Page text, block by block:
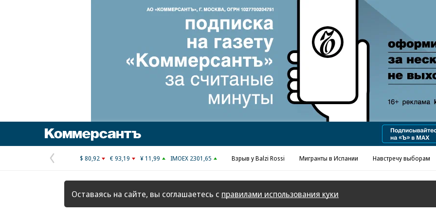
Предыдущая
страница
$ 80,92 € 93,19 ¥ 11,99 IMOEX 2301,65 Взрыв у Balzi Rossi Мигранты в Испании Навстречу выборам
Оставаясь на сайте, вы соглашаетесь с правилами использования куки